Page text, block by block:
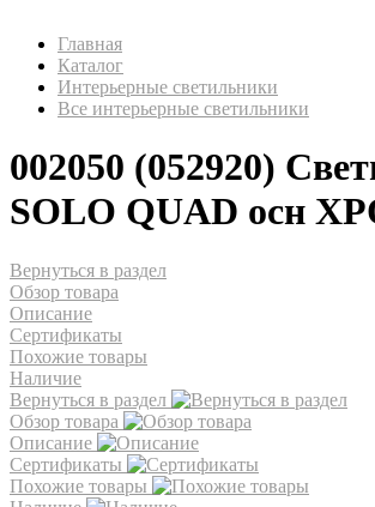
Главная
Каталог
Интерьерные светильники
Все интерьерные светильники
002050 (052920)
SOLO QUAD осн
Вернуться в раздел
Обзор товара
Описание
Сертификаты
Похожие товары
Наличие
Вернуться в раздел
Обзор товара
Описание
Сертификаты
Похожие товары